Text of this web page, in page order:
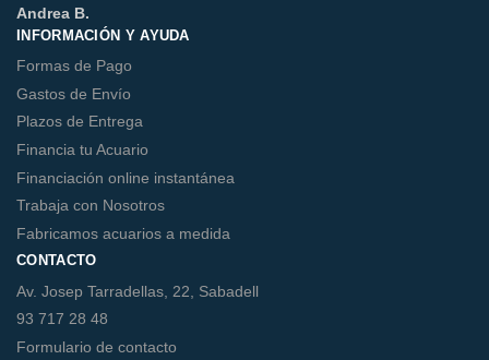
Andrea B.
INFORMACIÓN Y AYUDA
Formas de Pago
Gastos de Envío
Plazos de Entrega
Financia tu Acuario
Financiación online instantánea
Trabaja con Nosotros
Fabricamos acuarios a medida
CONTACTO
Av. Josep Tarradellas, 22, Sabadell
93 717 28 48
Formulario de contacto